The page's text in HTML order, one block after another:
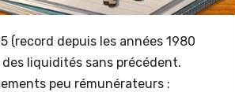
(record depuis les années 1980
des liquidités sans précédent.
peu rémunérateurs :